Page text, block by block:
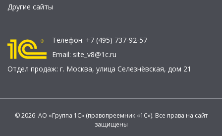
Другие сайты
Телефон: +7 (495) 737-92-57
Email: site_v8@1c.ru
Отдел продаж: г. Москва, улица Селезнёвская, дом 21
© 2026 АО «Группа 1С» (правопреемник «1С»). Все права на сайт
защищены